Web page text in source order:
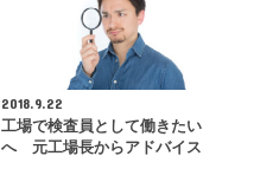
2018.9.22
工場で検査員として働きたい
へ 元工場長からアドバイス